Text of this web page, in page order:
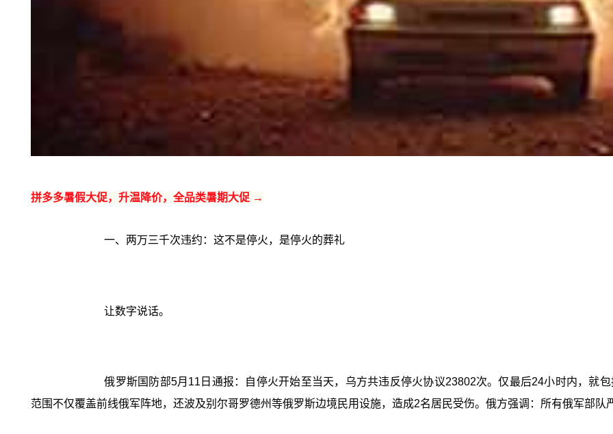
拼多多暑假大促，升温降价，全品类暑期大促 →
一、两万三千次违约：这不是停火，是停火的葬礼
让数字说话。
俄罗斯国防部5月11日通报：自停火开始至当天，乌方共违反停火协议23802次。仅最后24小时内，就
范围不仅覆盖前线俄军阵地，还波及别尔哥罗德州等俄罗斯边境民用设施，造成2名居民受伤。俄方强调：所有俄军部